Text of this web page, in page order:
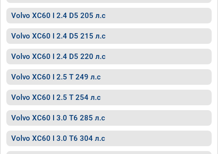
Volvo XC60 I 2.4 D5 205 л.с
Volvo XC60 I 2.4 D5 215 л.с
Volvo XC60 I 2.4 D5 220 л.с
Volvo XC60 I 2.5 T 249 л.с
Volvo XC60 I 2.5 T 254 л.с
Volvo XC60 I 3.0 T6 285 л.с
Volvo XC60 I 3.0 T6 304 л.с